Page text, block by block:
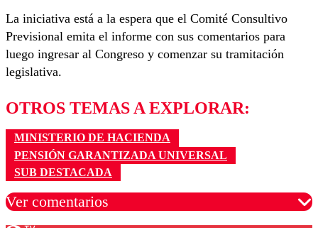
La iniciativa está a la espera que el Comité Consultivo
Previsional emita el informe con sus comentarios para
luego ingresar al Congreso y comenzar su tramitación
legislativa.
OTROS TEMAS A EXPLORAR:
MINISTERIO DE HACIENDA
PENSIÓN GARANTIZADA UNIVERSAL
SUB DESTACADA
Ver comentarios